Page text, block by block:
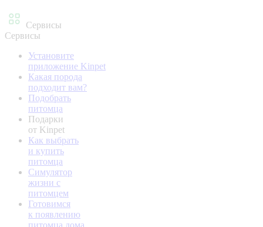
Сервисы
Сервисы
Установите
приложение Kinpet
Какая порода
подходит вам?
Подобрать
питомца
Подарки
от Kinpet
Как выбрать
и купить
питомца
Симулятор
жизни с
питомцем
Готовимся
к появлению
питомца дома